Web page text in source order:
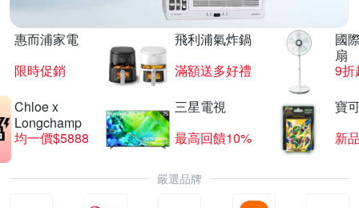
惠而浦家電
限時促銷
飛利浦氣炸鍋
滿額送多好禮
國
扇
9折
Chloe x
Longchamp
均一價$5888
三星電視
最高回饋10%
寶
新
嚴選品牌